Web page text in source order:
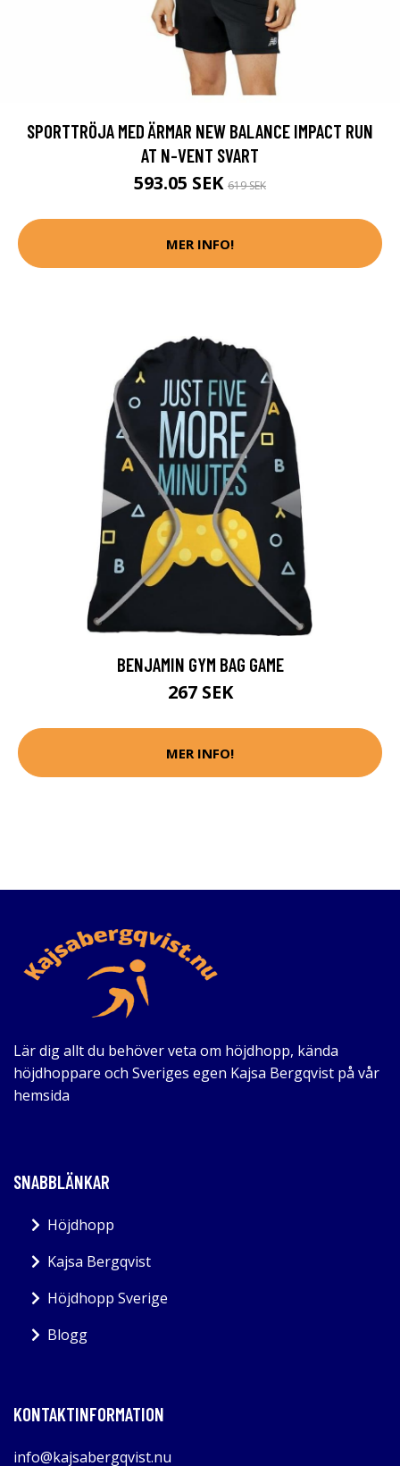
SPORTTRÖJA MED ÄRMAR NEW BALANCE IMPACT RUN
AT N-VENT SVART
593.05 SEK 619 SEK
MER INFO!
BENJAMIN GYM BAG GAME
267 SEK
MER INFO!
Lär dig allt du behöver veta om höjdhopp, kända
höjdhoppare och Sveriges egen Kajsa Bergqvist på vår
hemsida
SNABBLÄNKAR
Höjdhopp
Kajsa Bergqvist
Höjdhopp Sverige
Blogg
KONTAKTINFORMATION
info@kajsabergqvist.nu